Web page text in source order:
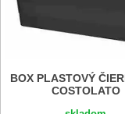
BOX PLASTOVÝ
COSTOLATO